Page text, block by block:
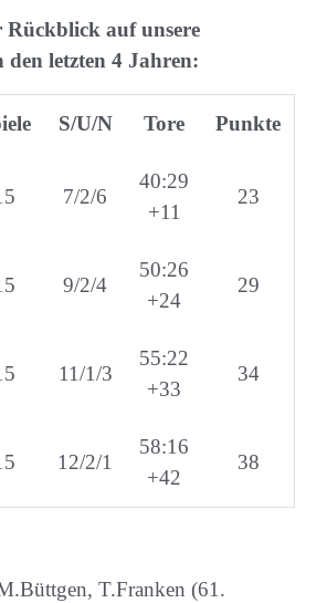
auf unsere
letzten 4 Jahren:
S/U/N Tore Punkte
7/2/6
40:29
+11
23
9/2/4
50:26
+24
29
11/1/3
55:22
+33
34
12/2/1
58:16
+42
38
T.Franken (61.